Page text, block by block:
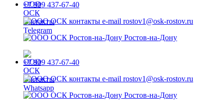
+7 909 437-67-40
rostov1@osk-rostov.ru
Ростов-на-Дону
+7 909 437-67-40
rostov1@osk-rostov.ru
Ростов-на-Дону